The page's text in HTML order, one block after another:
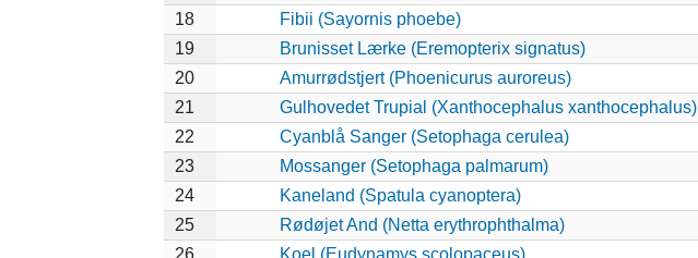
18
Fibii (Sayornis phoebe)
19
Brunisset Lærke (Eremopterix signatus)
20
Amurrødstjert (Phoenicurus auroreus)
21
Gulhovedet Trupial (Xanthocephalus xanthocephalus)
22
Cyanblå Sanger (Setophaga cerulea)
23
Mossanger (Setophaga palmarum)
24
Kaneland (Spatula cyanoptera)
25
Rødøjet And (Netta erythrophthalma)
26
Koel (Eudynamys scolopaceus)